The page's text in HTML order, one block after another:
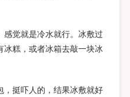
觉就是冷水就行。冰敷过
冰糕，或者冰箱去敲一块冰
，挺吓人的，结果冰敷就好